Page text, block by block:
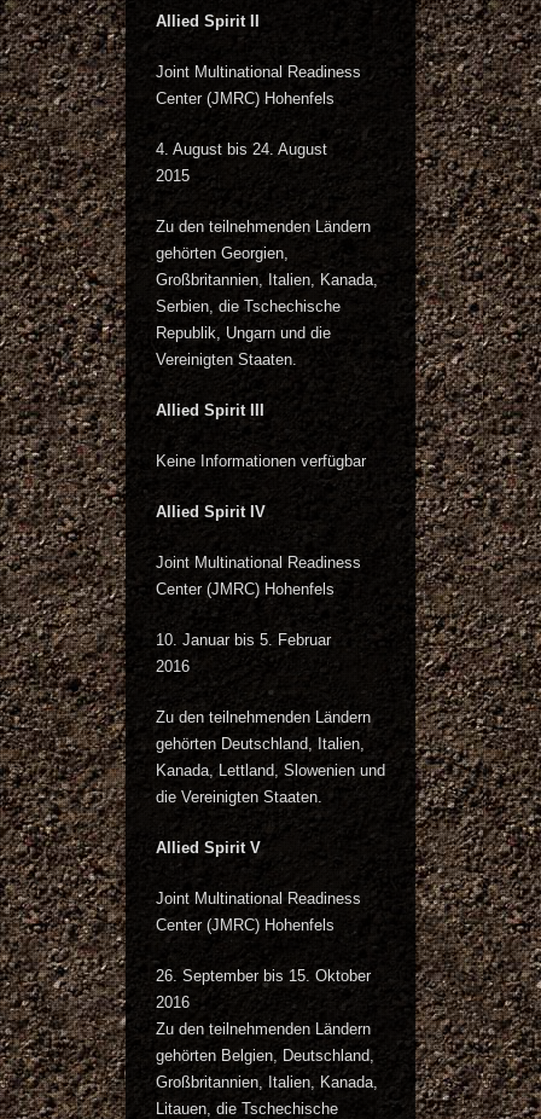
Allied Spirit II
Joint Multinational Readiness
Center (JMRC) Hohenfels
4. August bis 24. August
2015
Zu den teilnehmenden Ländern
gehörten Georgien,
Großbritannien, Italien, Kanada,
Serbien, die Tschechische
Republik, Ungarn und die
Vereinigten Staaten.
Allied Spirit III
Keine Informationen verfügbar
Allied Spirit IV
Joint Multinational Readiness
Center (JMRC) Hohenfels
10. Januar bis 5. Februar
2016
Zu den teilnehmenden Ländern
gehörten Deutschland, Italien,
Kanada, Lettland, Slowenien und
die Vereinigten Staaten.
Allied Spirit V
Joint Multinational Readiness
Center (JMRC) Hohenfels
26. September bis 15. Oktober
2016
Zu den teilnehmenden Ländern
gehörten Belgien, Deutschland,
Großbritannien, Italien, Kanada,
Litauen, die Tschechische